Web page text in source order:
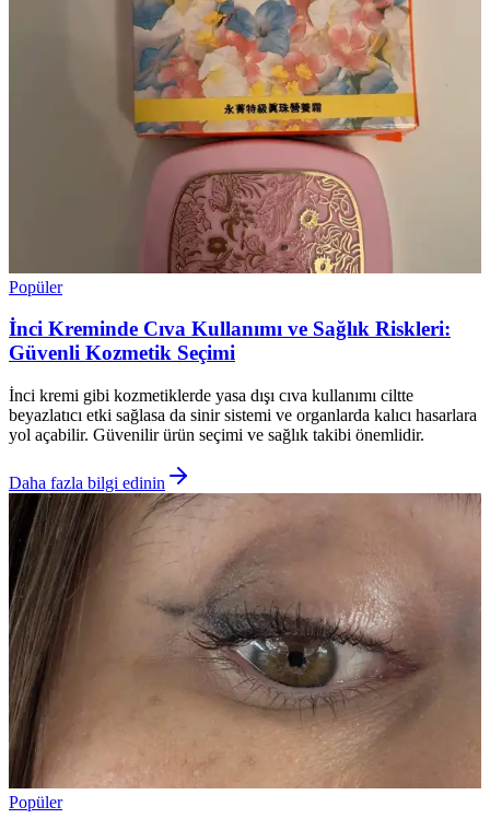
Popüler
İnci Kreminde Cıva Kullanımı ve Sağlık Riskleri:
Güvenli Kozmetik Seçimi
İnci kremi gibi kozmetiklerde yasa dışı cıva kullanımı ciltte
beyazlatıcı etki sağlasa da sinir sistemi ve organlarda kalıcı hasarlara
yol açabilir. Güvenilir ürün seçimi ve sağlık takibi önemlidir.
Daha fazla bilgi edinin
Popüler